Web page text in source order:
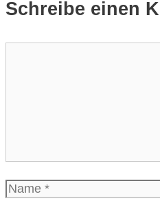
Schreibe einen
Name